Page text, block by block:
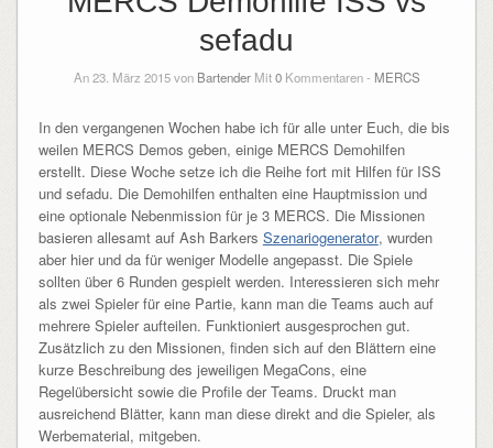
sefadu
An 23. März 2015 von BartenderMit0Kommentaren - MERCS
In den vergangenen Wochen habe ich für alle unter Euch, die bis
weilen MERCS Demos geben, einige MERCS Demohilfen
erstellt. Diese Woche setze ich die Reihe fort mit Hilfen für ISS
und sefadu. Die Demohilfen enthalten eine Hauptmission und
eine optionale Nebenmission für je 3 MERCS. Die Missionen
basieren allesamt auf Ash Barkers Szenariogenerator, wurden
aber hier und da für weniger Modelle angepasst. Die Spiele
sollten über 6 Runden gespielt werden. Interessieren sich mehr
als zwei Spieler für eine Partie, kann man die Teams auch auf
mehrere Spieler aufteilen. Funktioniert ausgesprochen gut.
Zusätzlich zu den Missionen, finden sich auf den Blättern eine
kurze Beschreibung des jeweiligen MegaCons, eine
Regelübersicht sowie die Profile der Teams. Druckt man
ausreichend Blätter, kann man diese direkt and die Spieler, als
Werbematerial, mitgeben.